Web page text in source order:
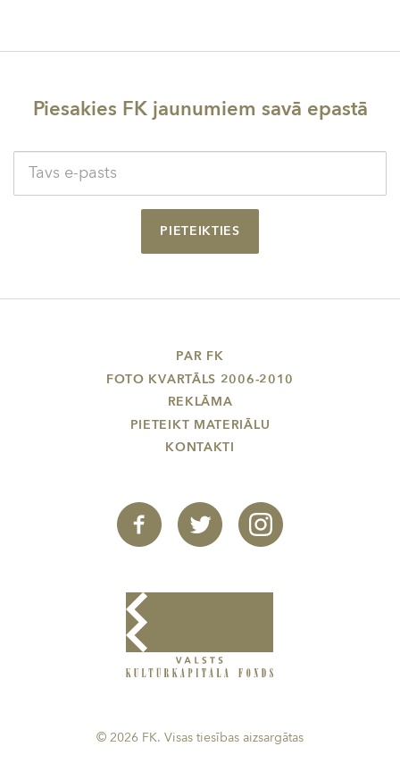
Piesakies FK jaunumiem savā epastā
PIETEIKTIES
PAR FK
FOTO KVARTĀLS 2006-2010
REKLĀMA
PIETEIKT MATERIĀLU
KONTAKTI
© 2026 FK. Visas tiesības aizsargātas